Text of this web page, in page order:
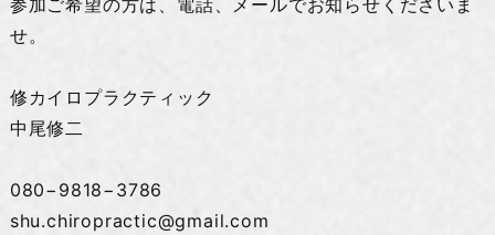
参加ご希望の方は、電話、メールでお知らせくださいま
せ。
修カイロプラクティック
中尾修二
080−9818−3786
shu.chiropractic@gmail.com